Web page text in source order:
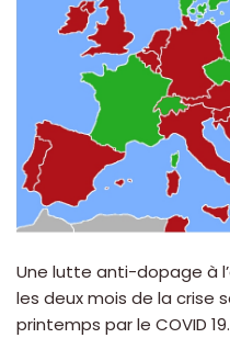
Une lutte anti-dopage à
les deux mois de la crise
printemps par le COVID